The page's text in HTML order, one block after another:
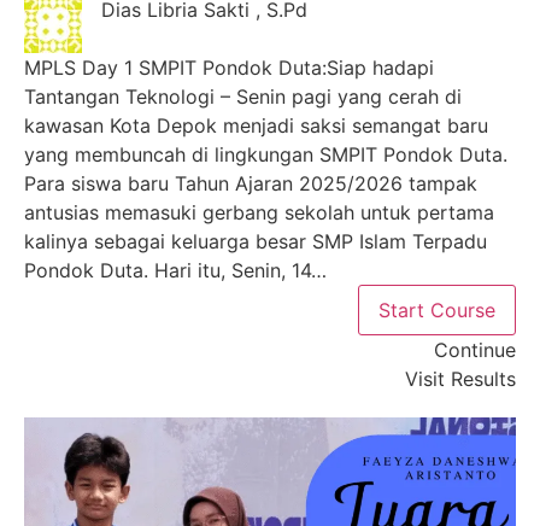
Dias Libria Sakti , S.Pd
MPLS Day 1 SMPIT Pondok Duta:Siap hadapi
Tantangan Teknologi – Senin pagi yang cerah di
kawasan Kota Depok menjadi saksi semangat baru
yang membuncah di lingkungan SMPIT Pondok Duta.
Para siswa baru Tahun Ajaran 2025/2026 tampak
antusias memasuki gerbang sekolah untuk pertama
kalinya sebagai keluarga besar SMP Islam Terpadu
Pondok Duta. Hari itu, Senin, 14…
Start Course
Continue
Visit Results